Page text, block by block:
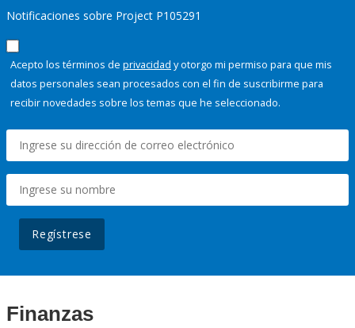
Notificaciones sobre Project P105291
Acepto los términos de privacidad y otorgo mi permiso para que mis
datos personales sean procesados con el fin de suscribirme para
recibir novedades sobre los temas que he seleccionado.
Regístrese
Finanzas